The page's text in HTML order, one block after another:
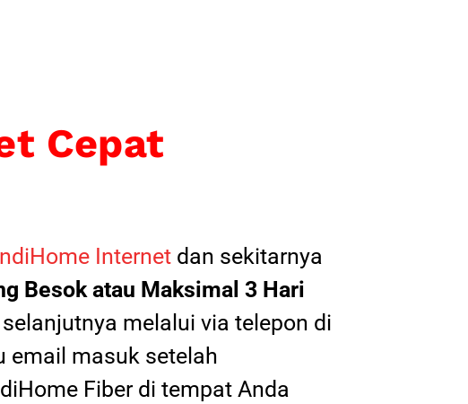
Cepat
Internet dan sekitarnya
Besok atau Maksimal 3 Hari
melalui via telepon di
email masuk setelah
Fiber di tempat Anda